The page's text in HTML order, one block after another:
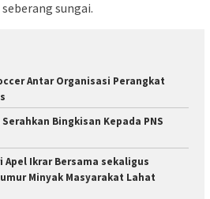
sungai.
Antar Organisasi Perangkat
Bingkisan Kepada PNS
Apel Ikrar Bersama sekaligus
Minyak Masyarakat Lahat